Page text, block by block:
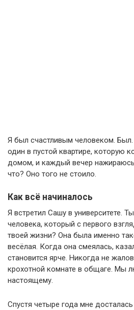
Я был счастливым человеком.
один в пустой квартире, которую
домом, и каждый вечер
что? Оно того не стоило.
Как всё начиналось
Я встретил Сашу в университете.
человека, который с первого
твоей жизни? Она была именно
весёлая. Когда она смеялась,
становится ярче. Никогда не
крохотной комнате в общаге. Мы
настоящему.
Спустя четыре года мне